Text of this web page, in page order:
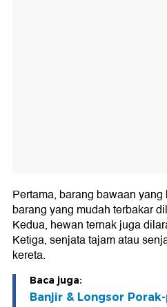
Pertama, barang bawaan
barang yang mudah terbakar
Kedua, hewan ternak juga
Ketiga, senjata tajam atau
kereta.
Baca juga:
Banjir & Longsor